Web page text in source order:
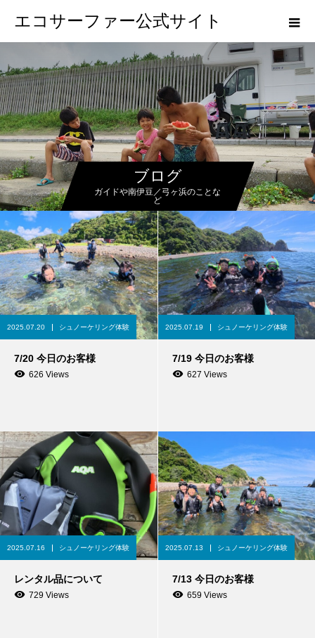
エコサーファー公式サイト
ブログ
ガイドや南伊豆／弓ヶ浜のことな
ど
2025.07.20 シュノーケリング体験
7/20 今日のお客様
626 Views
2025.07.19 シュノーケリング体験
7/19 今日のお客様
627 Views
2025.07.16 シュノーケリング体験
レンタル品について
729 Views
2025.07.13 シュノーケリング体験
7/13 今日のお客様
659 Views